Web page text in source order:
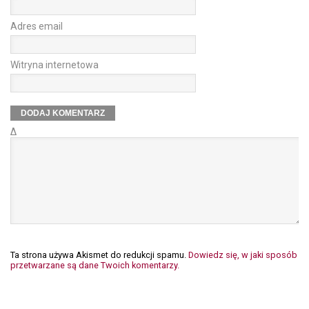
Adres email
Witryna internetowa
Δ
Ta strona używa Akismet do redukcji spamu. Dowiedz się, w jaki sposób
przetwarzane są dane Twoich komentarzy.